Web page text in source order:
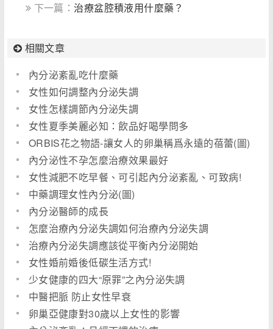
下一篇： 治療盆腔積液用什麼藥？
相關文章
內分泌紊亂吃什麼藥
女性如何調整內分泌失調
女性怎樣調節內分泌失調
女性夏季美麗必知：飲品好喝學問多
ORBIS花之物語-讓女人的卵巢稱爲永遠的蓓蕾(圖)
內分泌性不孕怎麼治療效果最好
女性減肥不吃早餐、可引起內分泌紊亂、可致病!
(圖)中藥調理女性內分泌(圖)
內分泌醫師的成長
怎麼治療內分泌失調如何治療內分泌失調
治療內分泌失調應該從平衡內分泌開始
女性婚前婚後低碳生活方式!
少女健康的四大“原罪”之內分泌失調
中醫把脈 防止女性早衰
卵巢亞健康對30歲以上女性的影響